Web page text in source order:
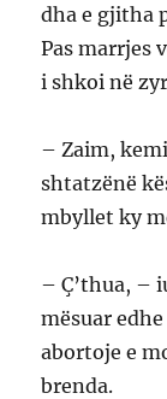
dha e gjitha
Pas marrjes
i shkoi në
– Zaim,
shtatzënë
mbyllet ky
– Ç’thua, –
mësuar
abortoje e
brenda.